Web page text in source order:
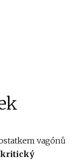
vagónů
kritický